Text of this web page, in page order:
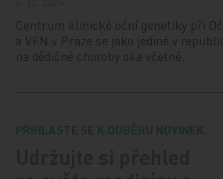
Centrum klinické oční genetiky při
a VFN v Praze se jako jediné v
na dědičné choroby oka včetně…
PŘIHLASTE SE K ODBĚRU NOVINEK.